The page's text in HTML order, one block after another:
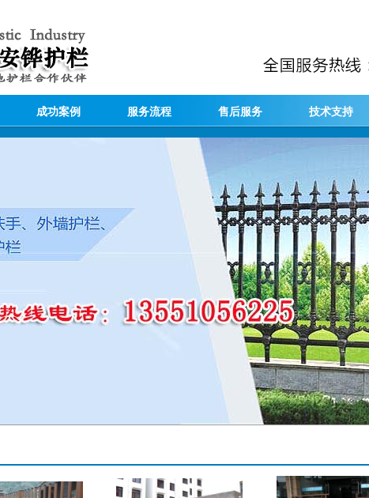
成功案例 服务流程 售后服务 技术支持